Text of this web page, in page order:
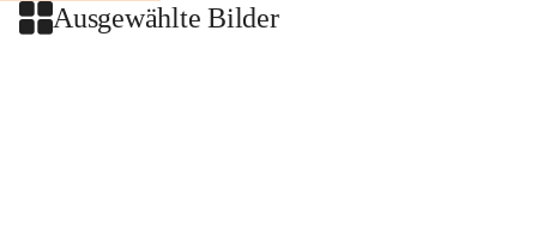
Ausgewählte Bilder